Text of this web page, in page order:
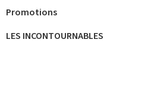
Promotions
LES INCONTOURNABLES